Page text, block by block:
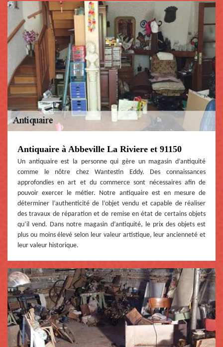
Antiquaire à Abbeville La Riviere et 91150
Un antiquaire est la personne qui gère un magasin d’antiquité
comme le nôtre chez Wantestin Eddy. Des connaissances
approfondies en art et du commerce sont nécessaires afin de
pouvoir exercer le métier. Notre antiquaire est en mesure de
déterminer l’authenticité de l’objet vendu et capable de réaliser
des travaux de réparation et de remise en état de certains objets
qu’il vend. Dans notre magasin d’antiquité, le prix des objets est
plus ou moins élevé selon leur valeur artistique, leur ancienneté et
leur valeur historique.